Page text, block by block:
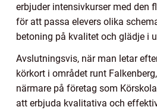
erbjuder intensivkurser med den
för att passa elevers olika
betoning på kvalitet och glädje i
Avslutningsvis, när man letar
körkort i området runt
närmare på företag som
att erbjuda kvalitativa och